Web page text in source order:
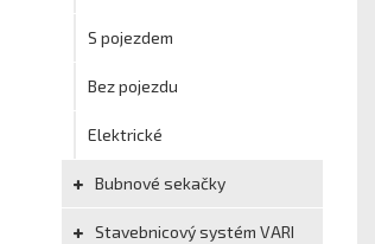
S pojezdem
Bez pojezdu
Elektrické
Bubnové sekačky
Stavebnicový systém VARI